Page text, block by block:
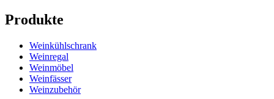
Produkte
Weinkühlschrank
Weinregal
Weinmöbel
Weinfässer
Weinzubehör